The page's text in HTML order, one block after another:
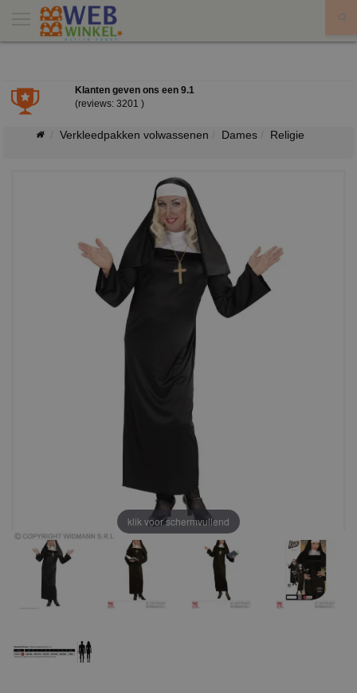
Klanten geven ons een 9.1
(reviews: 3201 )
Verkleedpakken volwassenen Dames Religie
klik voor schermvullend